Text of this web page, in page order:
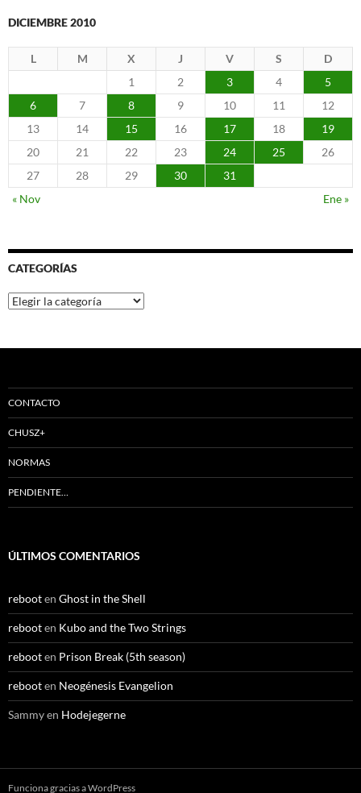
DICIEMBRE 2010
L M X J V S
D
1
2 3 4
5
6
7 8 9 10 11
12
13
14 15 16 17 18
19
20
21 22 23 24 25
26
27
28 29 30
31
« Nov
Ene »
CATEGORÍAS
Categorías
CONTACTO
CHUSZ+
NORMAS
PENDIENTE…
ÚLTIMOS COMENTARIOS
rebooten Ghost in the Shell
rebooten Kubo and the Two Strings
rebooten Prison Break (5th season)
rebooten Neogénesis Evangelion
Sammyen Hodejegerne
Funciona gracias a WordPress